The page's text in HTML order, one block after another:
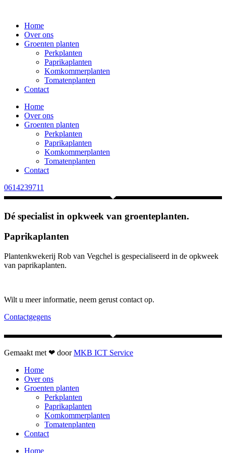
inhoud
Home
Over ons
Groenten planten
Perkplanten
Paprikaplanten
Komkommerplanten
Tomatenplanten
Contact
Home
Over ons
Groenten planten
Perkplanten
Paprikaplanten
Komkommerplanten
Tomatenplanten
Contact
0614239711
Dé specialist in opkweek van groenteplanten.
Paprikaplanten
Plantenkwekerij Rob van Vegchel is gespecialiseerd in de opkweek
van paprikaplanten.
Wilt u meer informatie, neem gerust contact op.
Contactgegens
Gemaakt met ❤ doorMKB ICT Service
Home
Over ons
Groenten planten
Perkplanten
Paprikaplanten
Komkommerplanten
Tomatenplanten
Contact
Home